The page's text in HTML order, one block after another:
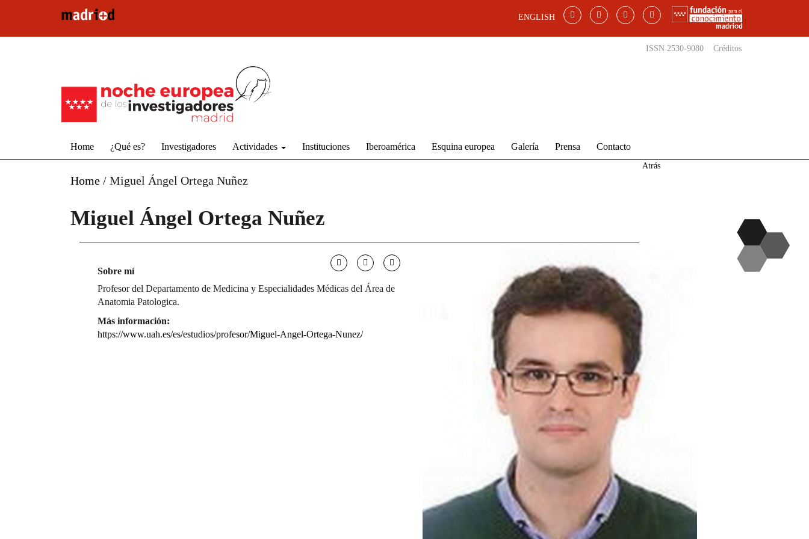
ENGLISH
ISSN 2530-9080 Créditos
Home ¿Qué es? Investigadores Actividades Instituciones Iberoamérica Esquina europea Galería Prensa Contacto
Home / Miguel Ángel Ortega Nuñez
Atrás
Miguel Ángel Ortega Nuñez
Sobre mí
Profesor del Departamento de Medicina y Especialidades Médicas del Área de
Anatomia Patologica.
Más información:
https://www.uah.es/es/estudios/profesor/Miguel-Angel-Ortega-Nunez/